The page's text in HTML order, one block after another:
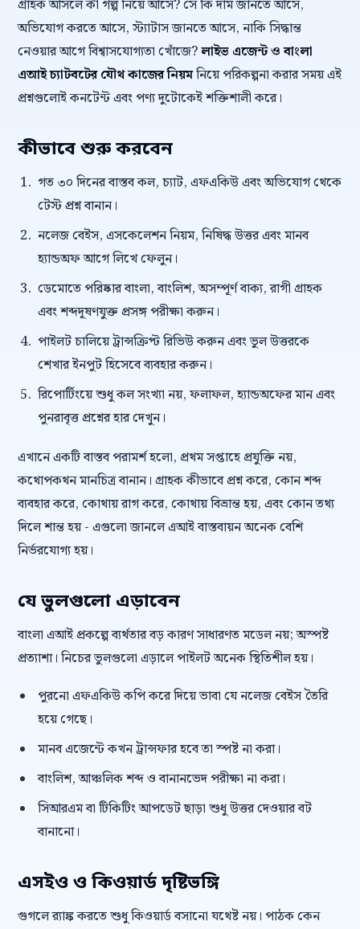
গ্রাহক আসলে কী গল্প নিয়ে আসে? সে কি দাম জানতে আসে,
অভিযোগ করতে আসে, স্ট্যাটাস জানতে আসে, নাকি সিদ্ধান্ত
নেওয়ার আগে বিশ্বাসযোগ্যতা খোঁজে?লাইভ এজেন্ট ও বাংলা
এআই চ্যাটবটের যৌথ কাজের নিয়মনিয়ে পরিকল্পনা করার সময় এই
প্রশ্নগুলোই কনটেন্ট এবং পণ্য দুটোকেই শক্তিশালী করে।
কীভাবে শুরু করবেন
গত ৩০ দিনের বাস্তব কল, চ্যাট, এফএকিউ এবং অভিযোগ থেকে
টেস্ট প্রশ্ন বানান।
নলেজ বেইস, এসকেলেশন নিয়ম, নিষিদ্ধ উত্তর এবং মানব
হ্যান্ডঅফ আগে লিখে ফেলুন।
ডেমোতে পরিষ্কার বাংলা, বাংলিশ, অসম্পূর্ণ বাক্য, রাগী গ্রাহক
এবং শব্দদূষণযুক্ত প্রসঙ্গ পরীক্ষা করুন।
পাইলট চালিয়ে ট্রান্সক্রিপ্ট রিভিউ করুন এবং ভুল উত্তরকে
শেখার ইনপুট হিসেবে ব্যবহার করুন।
রিপোর্টিংয়ে শুধু কল সংখ্যা নয়, ফলাফল, হ্যান্ডঅফের মান এবং
পুনরাবৃত্ত প্রশ্নের হার দেখুন।
এখানে একটি বাস্তব পরামর্শ হলো, প্রথম সপ্তাহে প্রযুক্তি নয়,
কথোপকথন মানচিত্র বানান। গ্রাহক কীভাবে প্রশ্ন করে, কোন শব্দ
ব্যবহার করে, কোথায় রাগ করে, কোথায় বিভ্রান্ত হয়, এবং কোন তথ্য
দিলে শান্ত হয় - এগুলো জানলে এআই বাস্তবায়ন অনেক বেশি
নির্ভরযোগ্য হয়।
যে ভুলগুলো এড়াবেন
বাংলা এআই প্রকল্পে ব্যর্থতার বড় কারণ সাধারণত মডেল নয়; অস্পষ্ট
প্রত্যাশা। নিচের ভুলগুলো এড়ালে পাইলট অনেক স্থিতিশীল হয়।
পুরনো এফএকিউ কপি করে দিয়ে ভাবা যে নলেজ বেইস তৈরি
হয়ে গেছে।
মানব এজেন্টে কখন ট্রান্সফার হবে তা স্পষ্ট না করা।
বাংলিশ, আঞ্চলিক শব্দ ও বানানভেদ পরীক্ষা না করা।
সিআরএম বা টিকিটিং আপডেট ছাড়া শুধু উত্তর দেওয়ার বট
বানানো।
এসইও ও কিওয়ার্ড দৃষ্টিভঙ্গি
গুগলে র‍্যাঙ্ক করতে শুধু কিওয়ার্ড বসানো যথেষ্ট নয়। পাঠক কেন